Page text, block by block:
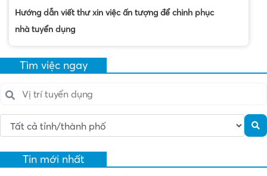
Hướng dẫn viết thư xin việc ấn tượng để chinh phục
nhà tuyển dụng
Tìm việc ngay
Tin mới nhất